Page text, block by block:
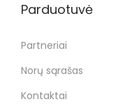
Parduotuvė
Partneriai
Norų sąrašas
Kontaktai